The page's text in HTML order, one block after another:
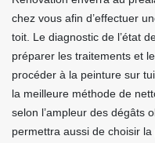
chez vous afin d’effectuer
toit. Le diagnostic de l’état
préparer les traitements et
procéder à la peinture sur
la meilleure méthode de
selon l’ampleur des dégâts
permettra aussi de choisir